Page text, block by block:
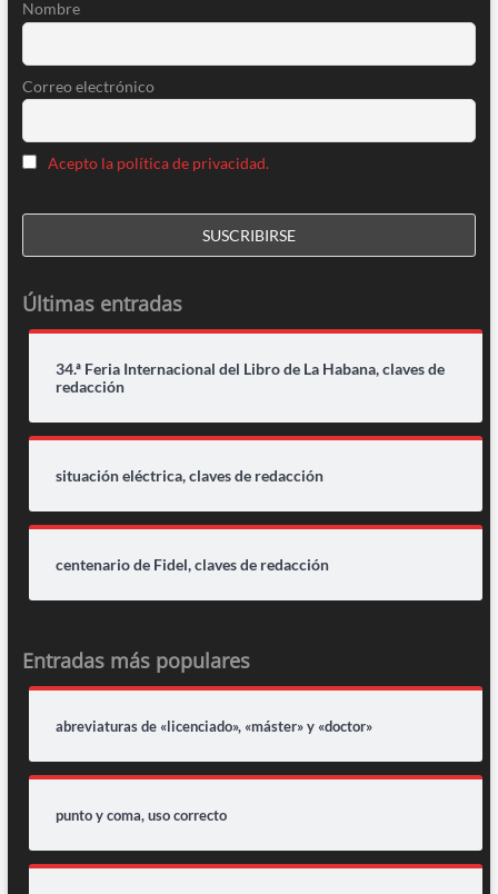
Nombre
Correo electrónico
Acepto la política de privacidad.
Últimas entradas
34.ª Feria Internacional del Libro de La Habana, claves de
redacción
situación eléctrica, claves de redacción
centenario de Fidel, claves de redacción
Entradas más populares
abreviaturas de «licenciado», «máster» y «doctor»
punto y coma, uso correcto